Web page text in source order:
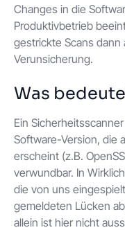
Changes in die
Produktivbetrieb
gestrickte Scans
Verunsicherung.
Was
Ein
Software-Version, die
erscheint (z.B.
verwundbar. In
die von uns
gemeldeten Lücken
allein ist hier nicht